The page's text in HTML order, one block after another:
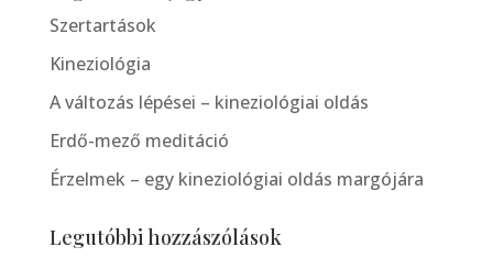
Szertartások
Kineziológia
A változás lépései – kineziológiai oldás
Erdő-mező meditáció
Érzelmek – egy kineziológiai oldás margójára
Legutóbbi hozzászólások